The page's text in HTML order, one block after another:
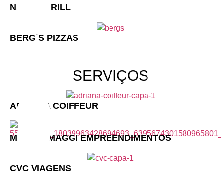
NATIVA GRILL
BERG´S PIZZAS
SERVIÇOS
ADRIANA COIFFEUR
MARIAH MAGGI EMPREENDIMENTOS
CVC VIAGENS